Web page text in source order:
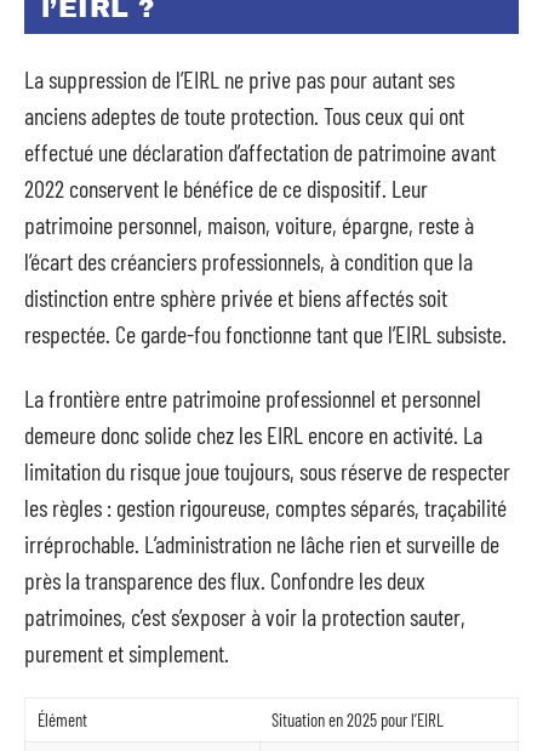
l’EIRL ?
La suppression de l’EIRL ne prive pas pour autant ses
anciens adeptes de toute protection. Tous ceux qui ont
effectué une déclaration d’affectation de patrimoine avant
2022 conservent le bénéfice de ce dispositif. Leur
patrimoine personnel, maison, voiture, épargne, reste à
l’écart des créanciers professionnels, à condition que la
distinction entre sphère privée et biens affectés soit
respectée. Ce garde-fou fonctionne tant que l’EIRL subsiste.
La frontière entre patrimoine professionnel et personnel
demeure donc solide chez les EIRL encore en activité. La
limitation du risque joue toujours, sous réserve de respecter
les règles : gestion rigoureuse, comptes séparés, traçabilité
irréprochable. L’administration ne lâche rien et surveille de
près la transparence des flux. Confondre les deux
patrimoines, c’est s’exposer à voir la protection sauter,
purement et simplement.
Élément Situation en 2025 pour l’EIRL